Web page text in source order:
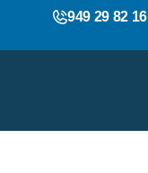
949 29 82 16